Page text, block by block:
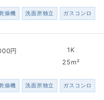
燥機 洗面所独立 ガスコンロ
円
1K
25m²
燥機 洗面所独立 ガスコンロ